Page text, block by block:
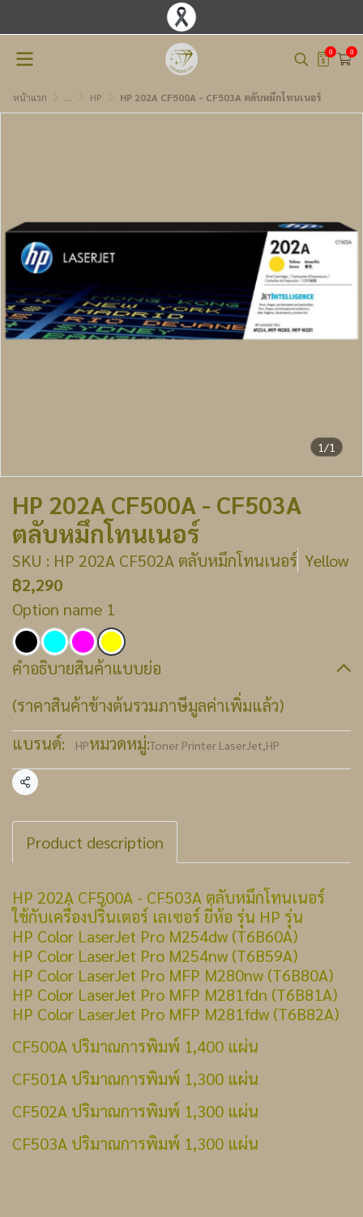
0 0
หน้าแรก ... HP HP 202A CF500A - CF503A ตลับหมึกโทนเนอร์
1/1
HP 202A CF500A - CF503A
ตลับหมึกโทนเนอร์
SKU : HP 202A CF502A ตลับหมึกโทนเนอร์ Yellow
฿2,290
Option name 1
คำอธิบายสินค้าแบบย่อ
(ราคาสินค้าข้างต้นรวมภาษีมูลค่าเพิ่มแล้ว)
แบรนด์:
HPหมวดหมู่:Toner Printer LaserJet,HP
แชร์
Product description
HP 202A CF500A - CF503A ตลับหมึกโทนเนอร์
ใช้กับเครื่องปริ้นเตอร์ เลเซอร์ ยี่ห้อ รุ่น HP รุ่น
HP Color LaserJet Pro M254dw (T6B60A)
HP Color LaserJet Pro M254nw (T6B59A)
HP Color LaserJet Pro MFP M280nw (T6B80A)
HP Color LaserJet Pro MFP M281fdn (T6B81A)
HP Color LaserJet Pro MFP M281fdw (T6B82A)
CF500A ปริมาณการพิมพ์ 1,400 แผ่น
CF501A ปริมาณการพิมพ์ 1,300 แผ่น
CF502A ปริมาณการพิมพ์ 1,300 แผ่น
CF503A ปริมาณการพิมพ์ 1,300 แผ่น